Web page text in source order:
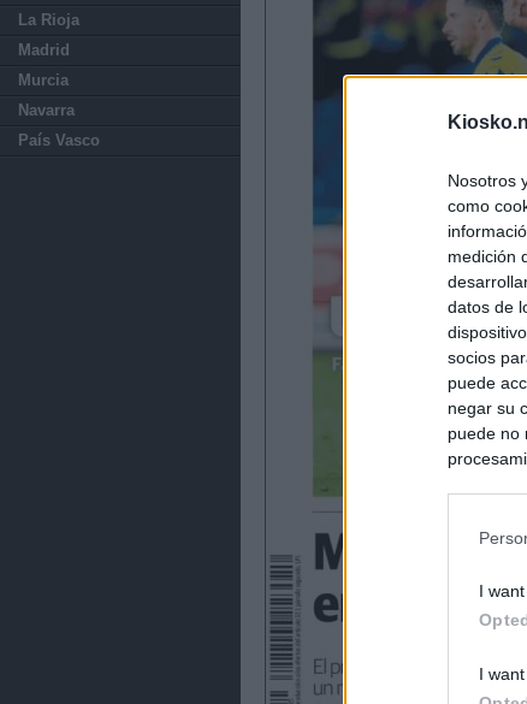
Nosotros
como
medición
datos de
socios
puede
negar su
puede no
I
I
La Rioja
Madrid
Murcia
Navarra
País Vasco